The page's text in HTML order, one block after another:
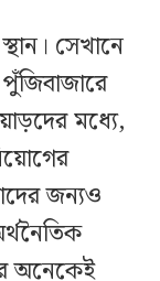
সেখানে
মধ্যে,
জন্যও
অনেকেই